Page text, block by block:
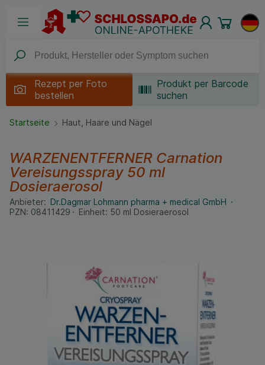
Rezept per Foto
bestellen
Produkt per Barcode
suchen
Startseite Haut, Haare und Nägel
WARZENENTFERNER Carnation
Vereisungsspray 50 ml
Dosieraerosol
Anbieter: Dr.Dagmar Lohmann pharma + medical GmbH
PZN: 08411429 Einheit: 50 ml Dosieraerosol